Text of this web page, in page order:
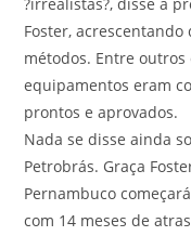
Foster,
métodos. Entre
equipamentos eram
prontos e aprovados.
Nada se disse ainda
Petrobrás. Graça
Pernambuco
com 14 meses de